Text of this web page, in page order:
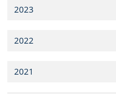
2023
2022
2021